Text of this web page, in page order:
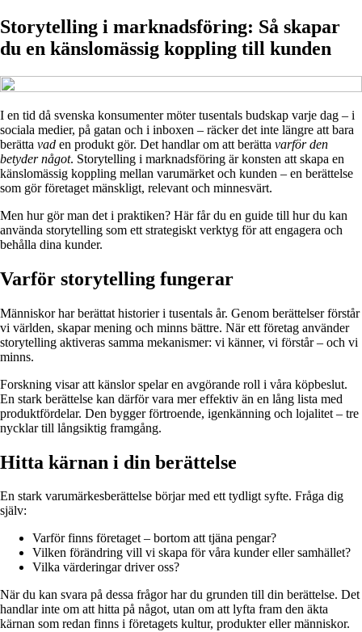
Storytelling i marknadsföring: Så skapar
du en känslomässig koppling till kunden
I en tid då svenska konsumenter möter tusentals budskap varje dag – i
sociala medier, på gatan och i inboxen – räcker det inte längre att bara
berätta vad en produkt gör. Det handlar om att berätta varför den
betyder något. Storytelling i marknadsföring är konsten att skapa en
känslomässig koppling mellan varumärket och kunden – en berättelse
som gör företaget mänskligt, relevant och minnesvärt.
Men hur gör man det i praktiken? Här får du en guide till hur du kan
använda storytelling som ett strategiskt verktyg för att engagera och
behålla dina kunder.
Varför storytelling fungerar
Människor har berättat historier i tusentals år. Genom berättelser förstår
vi världen, skapar mening och minns bättre. När ett företag använder
storytelling aktiveras samma mekanismer: vi känner, vi förstår – och vi
minns.
Forskning visar att känslor spelar en avgörande roll i våra köpbeslut.
En stark berättelse kan därför vara mer effektiv än en lång lista med
produktfördelar. Den bygger förtroende, igenkänning och lojalitet – tre
nycklar till långsiktig framgång.
Hitta kärnan i din berättelse
En stark varumärkesberättelse börjar med ett tydligt syfte. Fråga dig
själv:
Varför finns företaget – bortom att tjäna pengar?
Vilken förändring vill vi skapa för våra kunder eller samhället?
Vilka värderingar driver oss?
När du kan svara på dessa frågor har du grunden till din berättelse. Det
handlar inte om att hitta på något, utan om att lyfta fram den äkta
kärnan som redan finns i företagets kultur, produkter eller människor.